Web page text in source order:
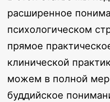
расширенное
психологическом
прямое
клинической
можем в полной
буддийское